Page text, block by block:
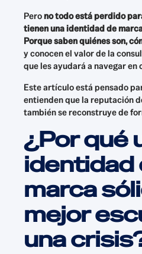
Perono todo está perdido
tienen una identidad de
Porque saben quiénes son,
y conocen el valor de la
que les ayudará a navegar
Este artículo está pensado
entienden que la reputación
también se reconstruye de
¿Por qué
identidad
marca
mejor
una